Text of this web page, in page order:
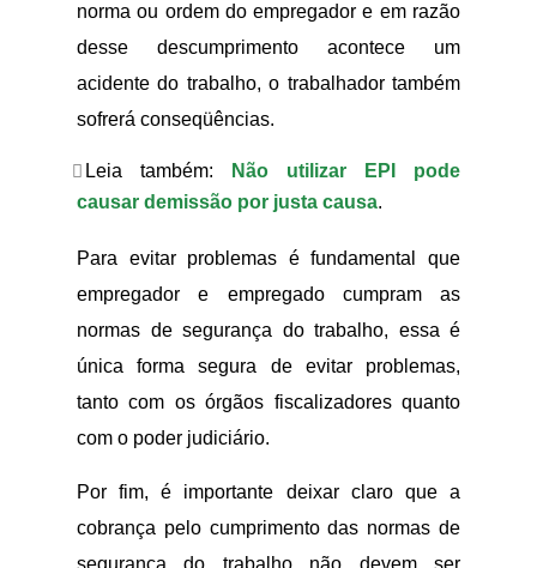
norma ou ordem do empregador e em razão
desse descumprimento acontece um
acidente do trabalho, o trabalhador também
sofrerá conseqüências.
Leia também:
Não utilizar EPI pode
causar demissão por justa causa.
Para evitar problemas é fundamental que
empregador e empregado cumpram as
normas de segurança do trabalho, essa é
única forma segura de evitar problemas,
tanto com os órgãos fiscalizadores quanto
com o poder judiciário.
Por fim, é importante deixar claro que a
cobrança pelo cumprimento das normas de